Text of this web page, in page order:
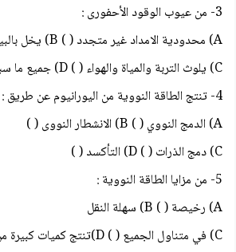
3- من عيوب الوقود الأحفوری :
A) محدودية الامداد غير متجدد ( ) B) يخل بالبيئة ( )
C) يلوث التربة والمياة والهواء ( ) D) جميع ما سبق ( )
4- تنتج الطاقة النووية من اليورانيوم عن طريق :
A) الدمج النووي ( ) B) الانشطار النووی ( )
C) دمج الذرات ( ) D) التأكسد ( )
5- من مزايا الطاقة النووية :
A) رخيصة ( ) B) سهلة النقل
C) في متناول الجميع ( ) D)تنتج كميات كبيرة من الطاقة